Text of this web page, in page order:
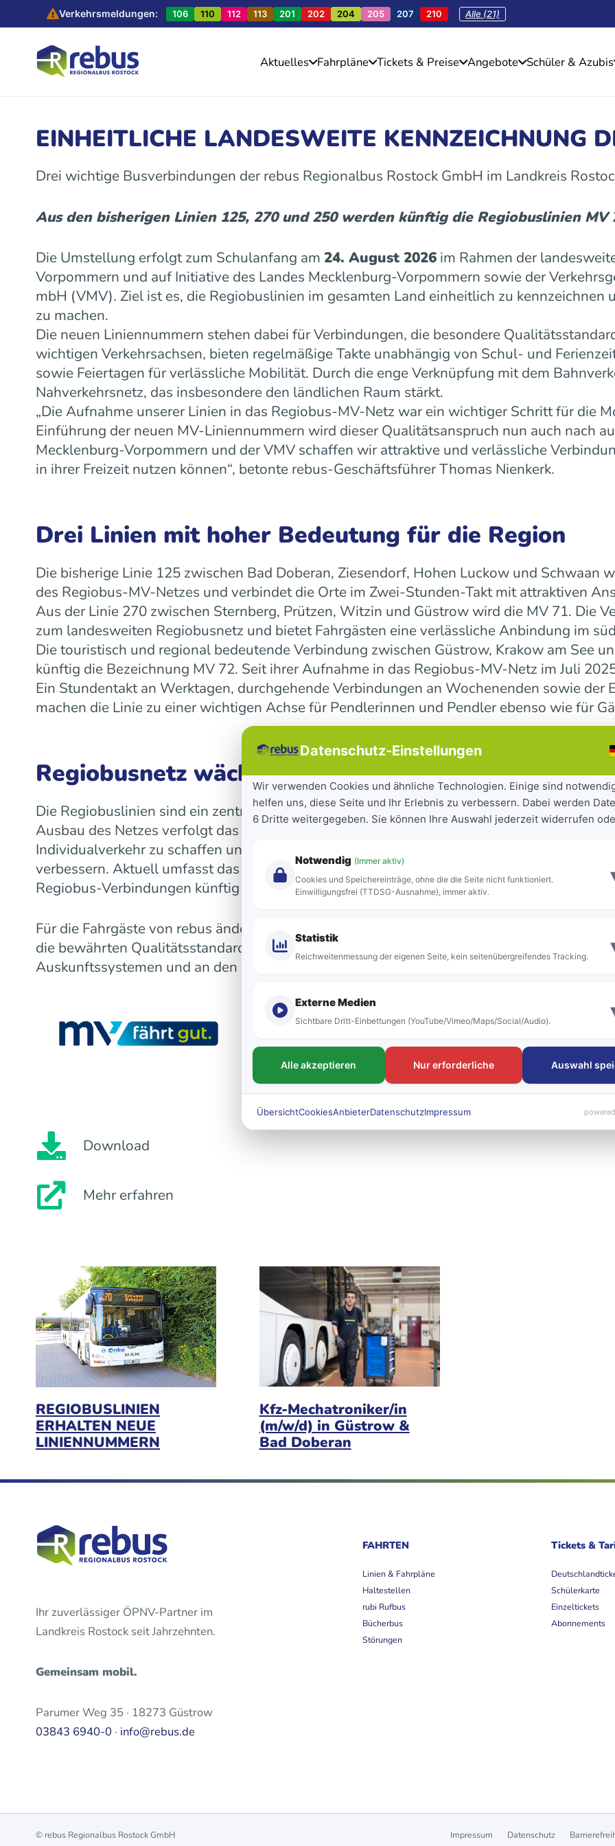
Verkehrsmeldungen: 106 110 112 113 201 202 204 205 207 210 Alle (21)
Aktuelles Fahrpläne Tickets & Preise Angebote Schüler & Azubis
EINHEITLICHE LANDESWEITE KENNZEICHNUNG
Drei wichtige Busverbindungen der rebus Regionalbus Rostock GmbH im Landkreis
Aus den bisherigen Linien 125, 270 und 250 werden künftig die Regiobuslinien MV
Die Umstellung erfolgt zum Schulanfang am 24. August 2026 im Rahmen der
Vorpommern und auf Initiative des Landes Mecklenburg-Vorpommern sowie der
mbH (VMV). Ziel ist es, die Regiobuslinien im gesamten Land einheitlich zu kennzeichnen
zu machen.
Die neuen Liniennummern stehen dabei für Verbindungen, die besondere
wichtigen Verkehrsachsen, bieten regelmäßige Takte unabhängig von Schul- und
sowie Feiertagen für verlässliche Mobilität. Durch die enge Verknüpfung mit dem
Nahverkehrsnetz, das insbesondere den ländlichen Raum stärkt.
„Die Aufnahme unserer Linien in das Regiobus-MV-Netz war ein wichtiger Schritt für die
Einführung der neuen MV-Liniennummern wird dieser Qualitätsanspruch nun auch nach
Mecklenburg-Vorpommern und der VMV schaffen wir attraktive und verlässliche
in ihrer Freizeit nutzen können“, betonte rebus-Geschäftsführer Thomas Nienkerk.
Drei Linien mit hoher Bedeutung für die Region
Die bisherige Linie 125 zwischen Bad Doberan, Ziesendorf, Hohen Luckow und Schwaan
des Regiobus-MV-Netzes und verbindet die Orte im Zwei-Stunden-Takt mit attraktiven
Aus der Linie 270 zwischen Sternberg, Prützen, Witzin und Güstrow wird die MV 71. Die
zum landesweiten Regiobusnetz und bietet Fahrgästen eine verlässliche Anbindung im
Die touristisch und regional bedeutende Verbindung zwischen Güstrow, Krakow am See
künftig die Bezeichnung MV 72. Seit ihrer Aufnahme in das Regiobus-MV-Netz im Juli
Ein Stundentakt an Werktagen, durchgehende Verbindungen an Wochenenden sowie der
machen die Linie zu einer wichtigen Achse für Pendlerinnen und Pendler ebenso wie für
Regiobusnetz wächst landesweit weiter
Die Regiobuslinien sind ein zentraler Bestandteil der seit 2023 laufenden
Ausbau des Netzes verfolgt das Land das Ziel, Städte und Gemeinden besser
Individualverkehr zu schaffen und die Mobilität für Bürgerinnen und Bürger sowie
verbessern. Aktuell umfasst das landesweite Netz 16 Regiobuslinien. Die neuen MV-
Regiobus-Verbindungen künftig auf einen Blick zu erkennen.
Für die Fahrgäste von rebus ändert sich mit der Umstellung vor allem die Bezeichnung
die bewährten Qualitätsstandards bleiben bestehen. Die neuen Liniennummern werden
Auskunftssystemen und an den Fahrzeugen sichtbar sein.
Download
Mehr erfahren
REGIOBUSLINIEN
ERHALTEN NEUE
LINIENNUMMERN
Kfz-Mechatroniker/in
(m/w/d) in Güstrow &
Bad Doberan
Ihr zuverlässiger ÖPNV-Partner im
Landkreis Rostock seit Jahrzehnten.
Gemeinsam mobil.
Parumer Weg 35 · 18273 Güstrow
03843 6940-0 · info@rebus.de
FAHRTEN
Linien & Fahrpläne
Haltestellen
rubi Rufbus
Bücherbus
Störungen
Tickets &
Schülerkarte
Einzeltickets
Abonnements
© rebus Regionalbus Rostock GmbH Impressum Datenschutz
Datenschutz-Einstellungen
Wir verwenden Cookies und ähnliche Technologien. Einige sind
helfen uns, diese Seite und Ihr Erlebnis zu verbessern. Dabei werden
6 Dritte weitergegeben. Sie können Ihre Auswahl jederzeit widerrufen
Notwendig (Immer aktiv)
Cookies und Speichereinträge, ohne die die Seite nicht funktioniert.
Einwilligungsfrei (TTDSG-Ausnahme), immer aktiv.
Statistik
Reichweitenmessung der eigenen Seite, kein seitenübergreifendes Tracking.
Externe Medien
Sichtbare Dritt-Einbettungen (YouTube/Vimeo/Maps/Social/Audio).
Alle akzeptieren Nur erforderliche Auswahl
ÜbersichtCookiesAnbieterDatenschutzImpressum